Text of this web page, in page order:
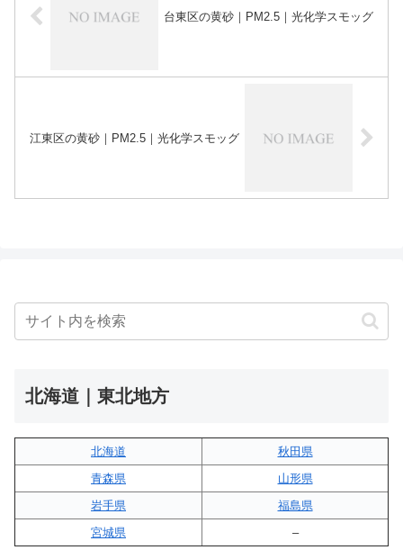
台東区の黄砂｜PM2.5｜光化学スモッグ
江東区の黄砂｜PM2.5｜光化学スモッグ
北海道｜東北地方
北海道
秋田県
青森県
山形県
岩手県
福島県
宮城県
–